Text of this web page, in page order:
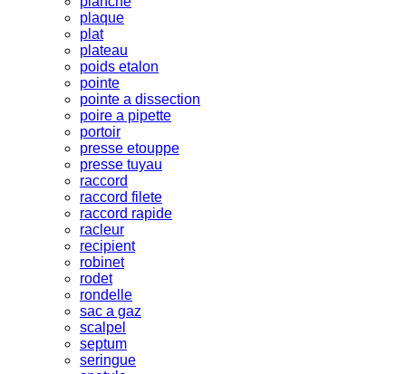
plaque
plat
plateau
poids etalon
pointe
pointe a dissection
poire a pipette
portoir
presse etouppe
presse tuyau
raccord
raccord filete
raccord rapide
racleur
recipient
robinet
rodet
rondelle
sac a gaz
scalpel
septum
seringue